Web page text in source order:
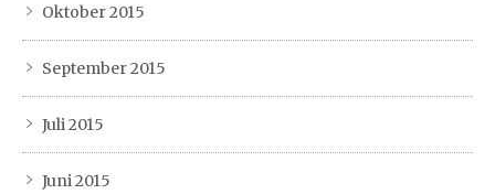
Oktober 2015
September 2015
Juli 2015
Juni 2015